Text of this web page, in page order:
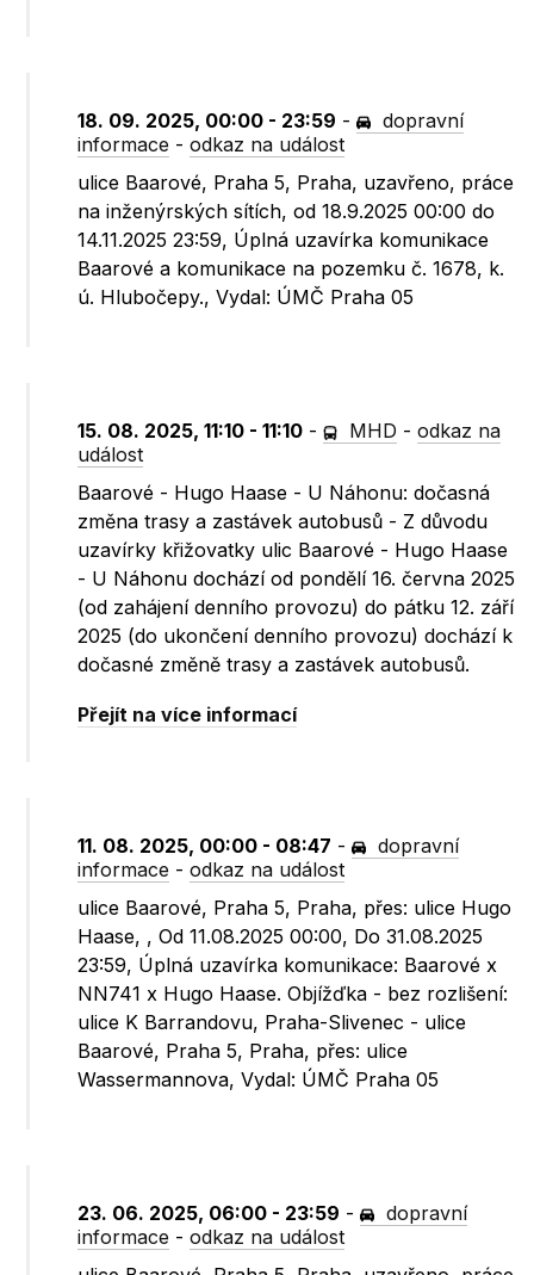
18. 09. 2025, 00:00 - 23:59 -
dopravní
informace -odkaz na událost
ulice Baarové, Praha 5, Praha, uzavřeno, práce
na inženýrských sítích, od 18.9.2025 00:00 do
14.11.2025 23:59, Úplná uzavírka komunikace
Baarové a komunikace na pozemku č. 1678, k.
ú. Hlubočepy., Vydal: ÚMČ Praha 05
15. 08. 2025, 11:10 - 11:10 - MHD -odkaz na
událost
Baarové - Hugo Haase - U Náhonu: dočasná
změna trasy a zastávek autobusů - Z důvodu
uzavírky křižovatky ulic Baarové - Hugo Haase
- U Náhonu dochází od pondělí 16. června 2025
(od zahájení denního provozu) do pátku 12. září
2025 (do ukončení denního provozu) dochází k
dočasné změně trasy a zastávek autobusů.
Přejít na více informací
11. 08. 2025, 00:00 - 08:47 -
dopravní
informace -odkaz na událost
ulice Baarové, Praha 5, Praha, přes: ulice Hugo
Haase, , Od 11.08.2025 00:00, Do 31.08.2025
23:59, Úplná uzavírka komunikace: Baarové x
NN741 x Hugo Haase. Objížďka - bez rozlišení:
ulice K Barrandovu, Praha-Slivenec - ulice
Baarové, Praha 5, Praha, přes: ulice
Wassermannova, Vydal: ÚMČ Praha 05
23. 06. 2025, 06:00 - 23:59 -
dopravní
informace -odkaz na událost